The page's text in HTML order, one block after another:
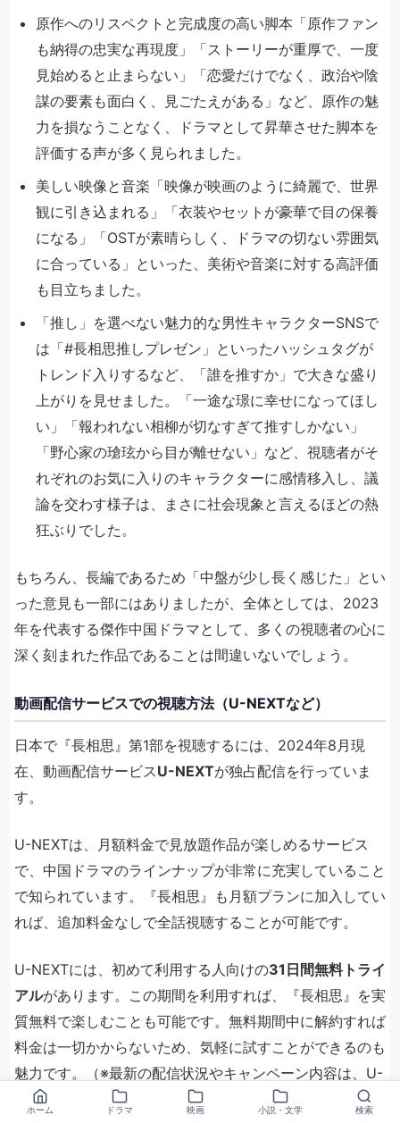
原作へのリスペクトと完成度の高い脚本「原作ファン
も納得の忠実な再現度」「ストーリーが重厚で、一度
見始めると止まらない」「恋愛だけでなく、政治や陰
謀の要素も面白く、見ごたえがある」など、原作の魅
力を損なうことなく、ドラマとして昇華させた脚本を
評価する声が多く見られました。
美しい映像と音楽「映像が映画のように綺麗で、世界
観に引き込まれる」「衣装やセットが豪華で目の保養
になる」「OSTが素晴らしく、ドラマの切ない雰囲気
に合っている」といった、美術や音楽に対する高評価
も目立ちました。
「推し」を選べない魅力的な男性キャラクターSNSで
は「#長相思推しプレゼン」といったハッシュタグが
トレンド入りするなど、「誰を推すか」で大きな盛り
上がりを見せました。「一途な璟に幸せになってほし
い」「報われない相柳が切なすぎて推すしかない」
「野心家の瑲玹から目が離せない」など、視聴者がそ
れぞれのお気に入りのキャラクターに感情移入し、議
論を交わす様子は、まさに社会現象と言えるほどの熱
狂ぶりでした。
もちろん、長編であるため「中盤が少し長く感じた」とい
った意見も一部にはありましたが、全体としては、2023
年を代表する傑作中国ドラマとして、多くの視聴者の心に
深く刻まれた作品であることは間違いないでしょう。
動画配信サービスでの視聴方法（U-NEXTなど）
日本で『長相思』第1部を視聴するには、2024年8月現
在、動画配信サービスU-NEXTが独占配信を行っていま
す。
U-NEXTは、月額料金で見放題作品が楽しめるサービス
で、中国ドラマのラインナップが非常に充実していること
で知られています。『長相思』も月額プランに加入してい
れば、追加料金なしで全話視聴することが可能です。
U-NEXTには、初めて利用する人向けの31日間無料トライ
アルがあります。この期間を利用すれば、『長相思』を実
質無料で楽しむことも可能です。無料期間中に解約すれば
料金は一切かからないため、気軽に試すことができるのも
魅力です。（※最新の配信状況やキャンペーン内容は、U-
NEXT公式サイトで必ずご確認ください。）
ホーム ドラマ 映画 小説・文学 検索